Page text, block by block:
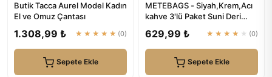
Butik Tacca Aurel Model Kadın
El ve Omuz Çantası
1.308,99 ₺ ★★★★★ (0)
Sepete Ekle
METEBAGS - Siyah,Krem,Acı
kahve 3'lü Paket Suni Deri
629,99 ₺ ★★★★★ (0)
Sepete Ekle